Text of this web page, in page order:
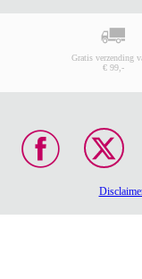
Gratis verzending
€ 99,-